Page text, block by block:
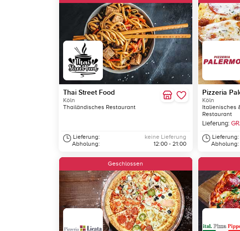
Thai Street Food
Köln
Thailändisches Restaurant
Lieferung:
Abholung:
keine Lieferung
12:00 - 21:00
Pizzeria
Köln
Italienisches
Restaurant
Lieferung:
Lieferung:
Abholung:
Geschlossen